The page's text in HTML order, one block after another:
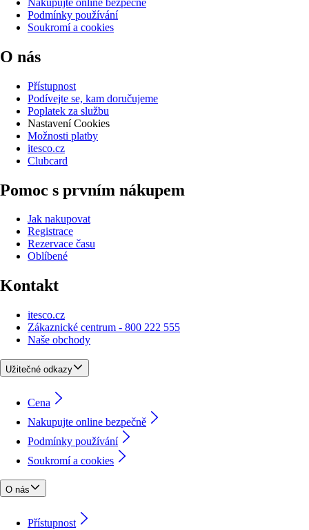
Podmínky používání
Soukromí a cookies
O nás
Přístupnost
Podívejte se, kam doručujeme
Poplatek za službu
Nastavení Cookies
Možnosti platby
itesco.cz
Clubcard
Pomoc s prvním nákupem
Jak nakupovat
Registrace
Rezervace času
Oblíbené
Kontakt
itesco.cz
Zákaznické centrum - 800 222 555
Naše obchody
Užitečné odkazy
Cena
Nakupujte online bezpečně
Podmínky používání
Soukromí a cookies
O nás
Přístupnost